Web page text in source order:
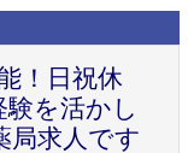
！日祝休
を活かし
局求人です